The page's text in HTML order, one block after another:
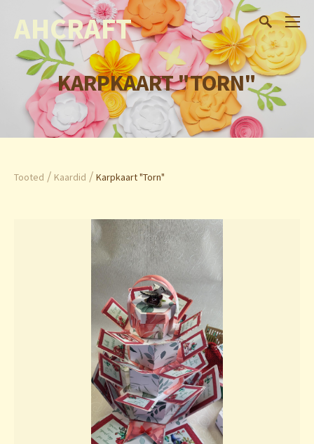
AHCRAFT
KARPKAART "TORN"
Tooted / Kaardid / Karpkaart "Torn"